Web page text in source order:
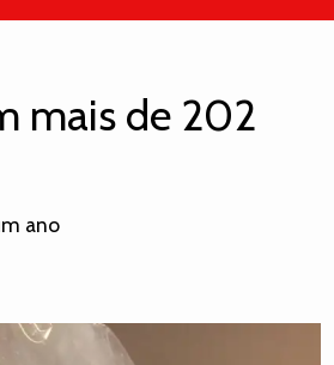
mais de 202
ano